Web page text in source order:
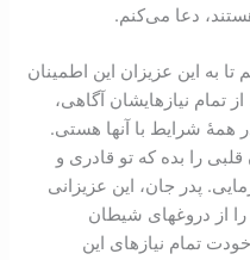
دعا می‌کنم.
به این عزیزان این اطمینان
تمام نیازهایشان آگاهی،
همۀ شرایط با آنها هستی.
قلبی را بده که تو قادری و
پدر جان، این عزیزانی
از دروغهای شیطان
تمام نیازهای این